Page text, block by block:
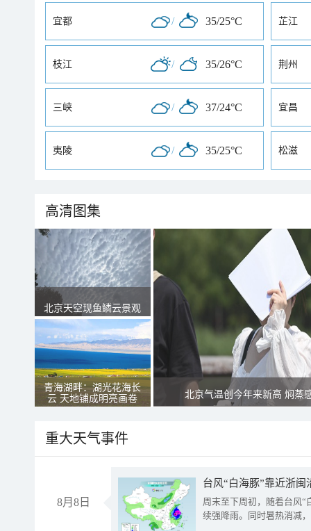
宜都 / 35/25°C 芷江
枝江 / 35/26°C 荆州
三峡 / 37/24°C 宜昌
夷陵 / 35/25°C 松滋
高清图集
北京天空现鱼鳞云景观
青海湖畔：湖光花海长
云 天地铺成明亮画卷
北京气温创今年来新高 焖蒸
重大天气事件
8月8日
台风“白海豚”靠近浙
周末至下周初，随着台风“
续强降雨。同时暑热消减